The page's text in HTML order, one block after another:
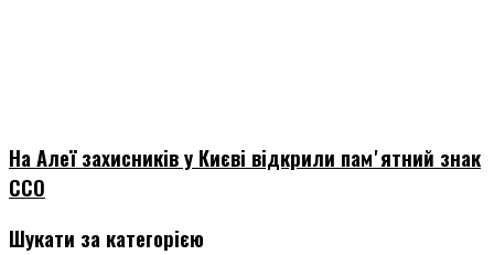
На Алеї захисників у Києві відкрили памʼятний знак
ССО
Шукати за категорією